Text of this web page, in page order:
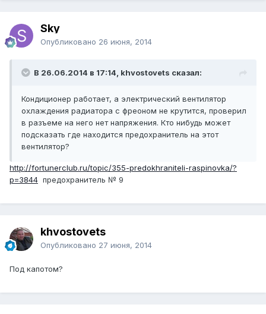
Sky
Опубликовано 26 июня, 2014
В 26.06.2014 в 17:14, khvostovets сказал:
Кондиционер работает, а электрический вентилятор
охлаждения радиатора с фреоном не крутится, проверил
в разъеме на него нет напряжения. Кто нибудь может
подсказать где находится предохранитель на этот
вентилятор?
http://fortunerclub.ru/topic/355-predokhraniteli-raspinovka/?
p=3844 предохранитель № 9
khvostovets
Опубликовано 27 июня, 2014
Под капотом?